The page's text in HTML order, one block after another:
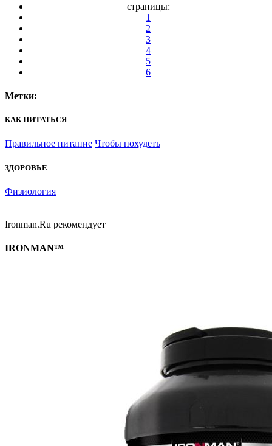
страницы:
1
2
3
4
5
6
Метки:
КАК ПИТАТЬСЯ
Правильное питание Чтобы похудеть
ЗДОРОВЬЕ
Физиология
Ironman.Ru рекомендует
IRONMAN™